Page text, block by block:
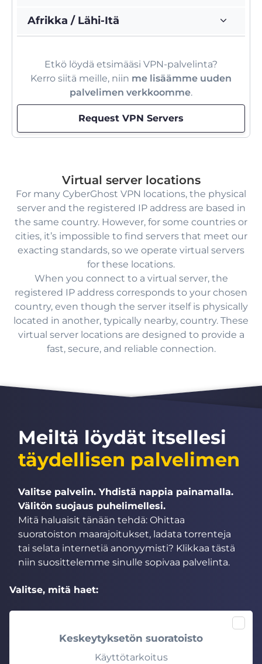
Etkö löydä etsimääsi VPN-palvelinta?
Kerro siitä meille, niin me lisäämme uuden
palvelimen verkkoomme.
Request VPN Servers
Afrikka / Lähi-Itä
Virtual server locations
For many CyberGhost VPN locations, the physical
server and the registered IP address are based in
the same country. However, for some countries or
cities, it’s impossible to find servers that meet our
exacting standards, so we operate virtual servers
for these locations.
When you connect to a virtual server, the
registered IP address corresponds to your chosen
country, even though the server itself is physically
located in another, typically nearby, country. These
virtual server locations are designed to provide a
fast, secure, and reliable connection.
Meiltä löydät itsellesi
täydellisen palvelimen
Valitse palvelin. Yhdistä nappia painamalla.
Välitön suojaus puhelimellesi.
Mitä haluaisit tänään tehdä: Ohittaa
suoratoiston maarajoitukset, ladata torrenteja
tai selata internetiä anonyymisti? Klikkaa tästä
niin suosittelemme sinulle sopivaa palvelinta.
Valitse, mitä haet:
Keskeytyksetön suoratoisto
Käyttötarkoitus